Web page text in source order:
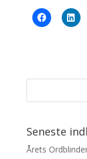
Seneste
Årets